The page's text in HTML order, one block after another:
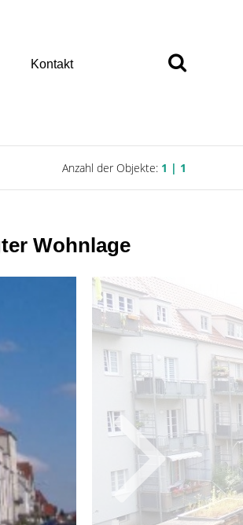
Kontakt
Anzahl der Objekte: 1 | 1
Wohnlage